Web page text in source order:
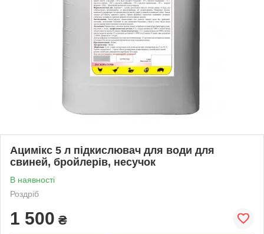
Ацимікс 5 л підкислювач для води для
свиней, бройлерів, несучок
В наявності
Роздріб
1 500 ₴